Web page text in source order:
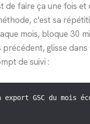
de faire ça une fois et
c'est sa
mois, bloque 30
précédent, glisse
de suivi :
export GSC du